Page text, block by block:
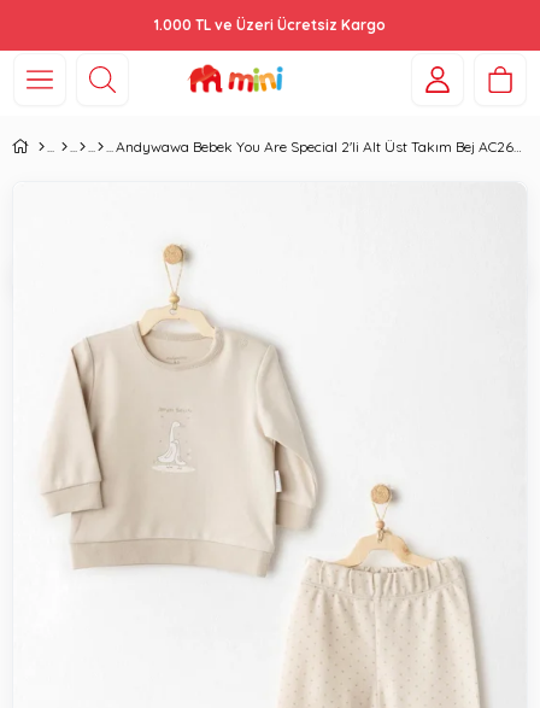
1.000 TL ve Üzeri Ücretsiz Kargo
Andywawa Bebek You Are Special 2'li Alt Üst Takım Bej AC26062